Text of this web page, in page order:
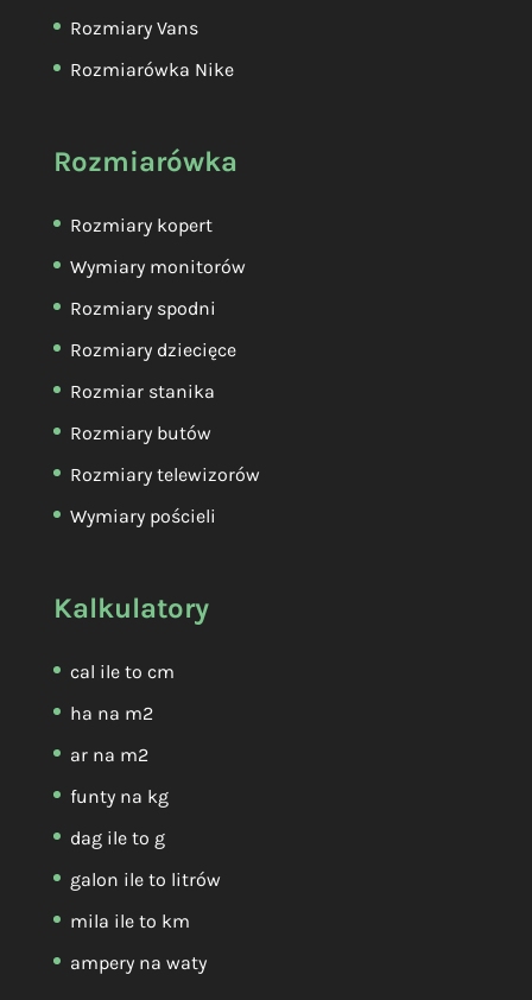
Rozmiary Vans
Rozmiarówka Nike
Rozmiarówka
Rozmiary kopert
Wymiary monitorów
Rozmiary spodni
Rozmiary dziecięce
Rozmiar stanika
Rozmiary butów
Rozmiary telewizorów
Wymiary pościeli
Kalkulatory
cal ile to cm
ha na m2
ar na m2
funty na kg
dag ile to g
galon ile to litrów
mila ile to km
ampery na waty